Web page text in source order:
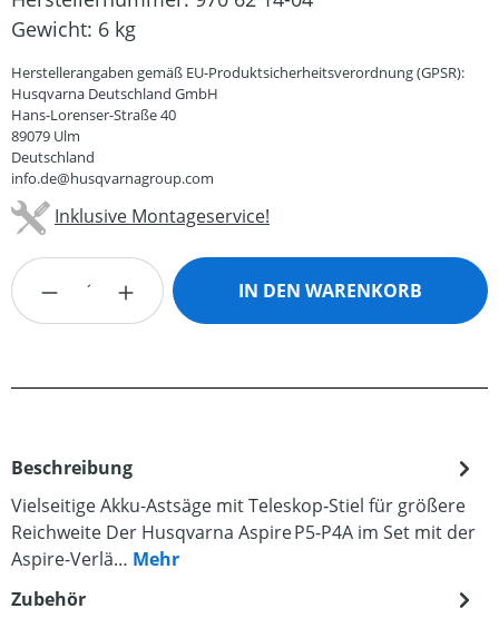
Gewicht: 6 kg
Herstellerangaben gemäß EU-Produktsicherheitsverordnung (GPSR):
Husqvarna Deutschland GmbH
Hans-Lorenser-Straße 40
89079 Ulm
Deutschland
info.de@husqvarnagroup.com
Inklusive Montageservice!
Produkt Anzahl: Gib den gewünschten
IN DEN WARENKORB
Beschreibung
Vielseitige Akku-Astsäge mit Teleskop‑Stiel für größere
Reichweite Der Husqvarna Aspire P5‑P4A im Set mit der
Aspire-Verlä… Mehr
Zubehör